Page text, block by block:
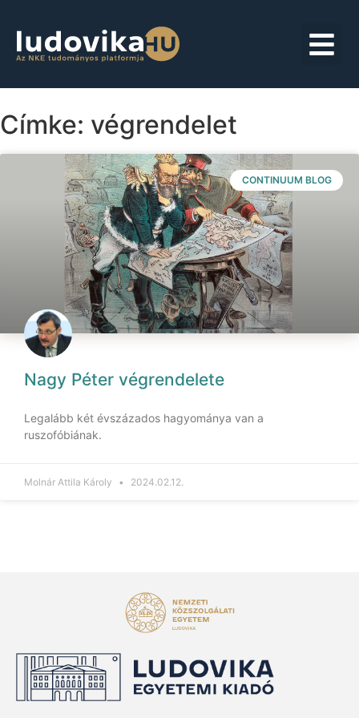
Címke: végrendelet
CONTINUUM BLOG
Nagy Péter végrendelete
Legalább két évszázados hagyománya van a
ruszofóbiának.
Molnár Attila Károly 2024.02.12.